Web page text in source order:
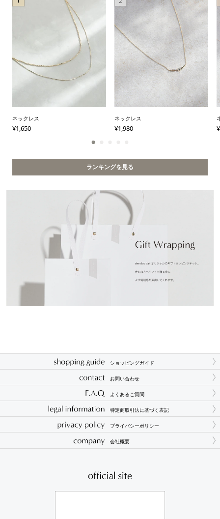
ネックレス
¥1,650
ネックレス
¥1,980 ¥
ランキングを見る
ショッピングガイド
お問い合わせ
よくあるご質問
特定商取引法に基づく表記
プライバシーポリシー
会社概要